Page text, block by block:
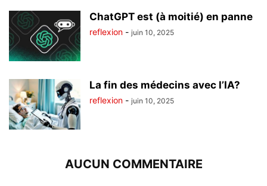
ChatGPT est (à moitié) en panne
reflexion - juin 10, 2025
La fin des médecins avec l’IA?
reflexion - juin 10, 2025
AUCUN COMMENTAIRE